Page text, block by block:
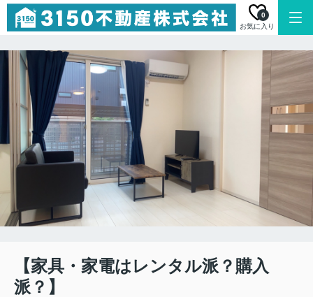
お気に入り
0
【家具・家電はレンタル派？購入
派？】